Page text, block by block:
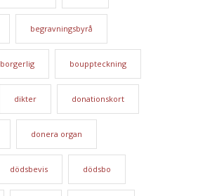
begravningsbyrå
borgerlig bouppteckning
dikter donationskort
donera organ
dödsbevis dödsbo